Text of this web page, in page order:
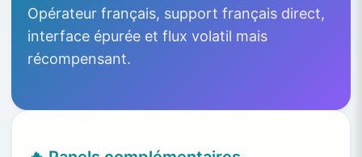
Opérateur français, support français direct,
interface épurée et flux volatil mais
récompensant.